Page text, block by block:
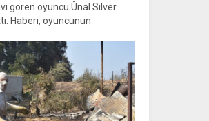
gören oyuncu Ünal Silver
Haberi, oyuncunun
“Usta Oyuncumuz ve